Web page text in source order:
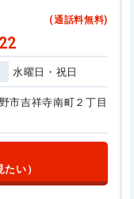
(通話料無料)
水曜日・祝日
市吉祥寺南町２丁目
い）